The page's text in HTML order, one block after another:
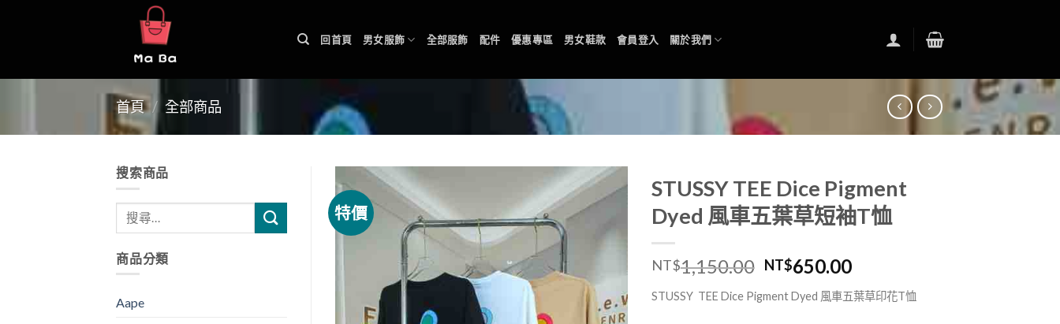
回首頁 男女服飾 全部服飾 配件 優惠專區 男女鞋款 會員登入 關於我們
首頁 / 全部商品
特價
STUSSY TEE Dice Pigment
Dyed 風車五葉草短袖T恤
NT$1,150.00 NT$650.00
STUSSY TEE Dice Pigment Dyed 風車五葉草印花T恤
搜索商品
商品分類
Aape